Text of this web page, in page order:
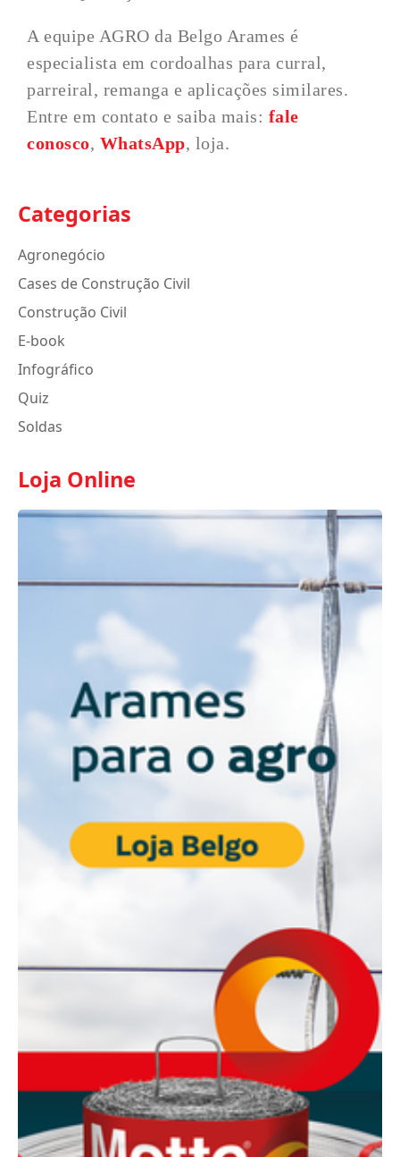
A equipe AGRO da Belgo Arames é
especialista em cordoalhas para curral,
parreiral, remanga e aplicações similares.
Entre em contato e saiba mais: fale
conosco, WhatsApp, loja.
Categorias
Agronegócio
Cases de Construção Civil
Construção Civil
E-book
Infográfico
Quiz
Soldas
Loja Online